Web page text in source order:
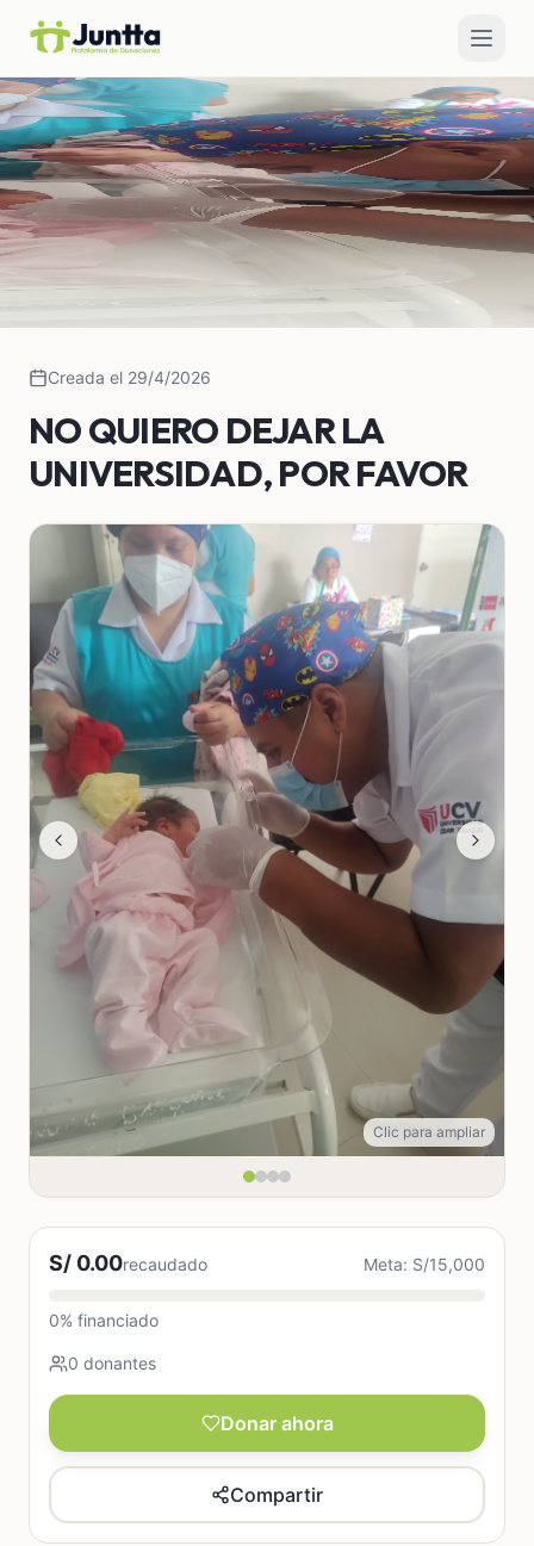
Creada el 29/4/2026
NO QUIERO DEJAR LA
UNIVERSIDAD, POR FAVOR
Clic para ampliar
S/ 0.00recaudado Meta: S/15,000
0% financiado
0 donantes
Donar ahora
Compartir